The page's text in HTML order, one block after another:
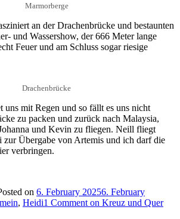
Marmorberge
an der Drachenbrücke und bestaunten
und Wassershow, der 666 Meter lange
Feuer und am Schluss sogar riesige
Drachenbrücke
uns mit Regen und so fällt es uns nicht
zu packen und zurück nach Malaysia,
und Kevin zu fliegen. Neill fliegt
Übergabe von Artemis und ich darf die
verbringen.
on 6. February 20256. February
, Heidi1 Comment on Kreuz und Quer